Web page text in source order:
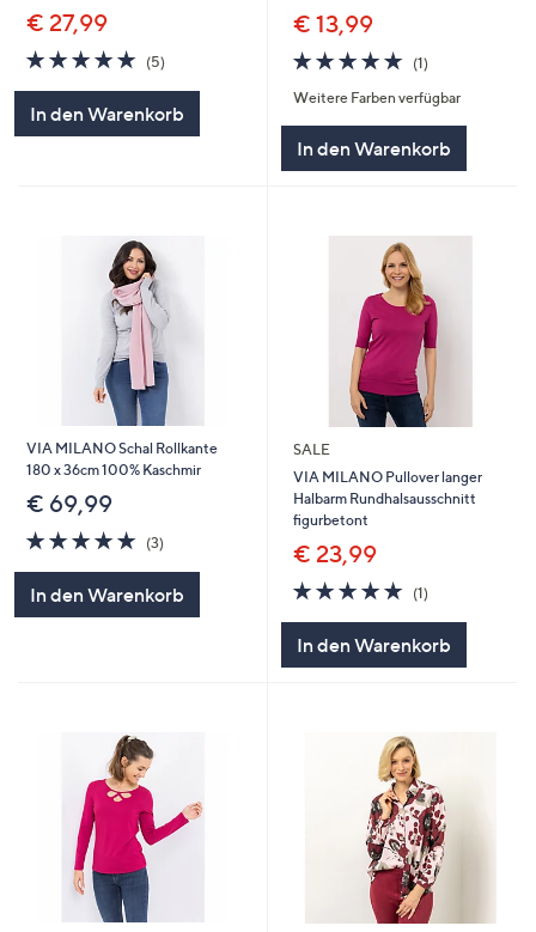
€ 27,99
5.0
von
5
(5)
In den Warenkorb
€ 13,99
5.0
von
5
(1)
Weitere Farben verfügbar
In den Warenkorb
VIA MILANO Schal Rollkante
180 x 36cm 100% Kaschmir
€ 69,99
5.0
von
5
(3)
In den Warenkorb
SALE
VIA MILANO Pullover langer
Halbarm Rundhalsausschnitt
figurbetont
€ 23,99
5.0
von
5
(1)
In den Warenkorb